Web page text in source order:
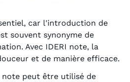
car l'introduction de
souvent synonyme de
Avec IDERI note, la
et de manière efficace.
note peut être utilisé de